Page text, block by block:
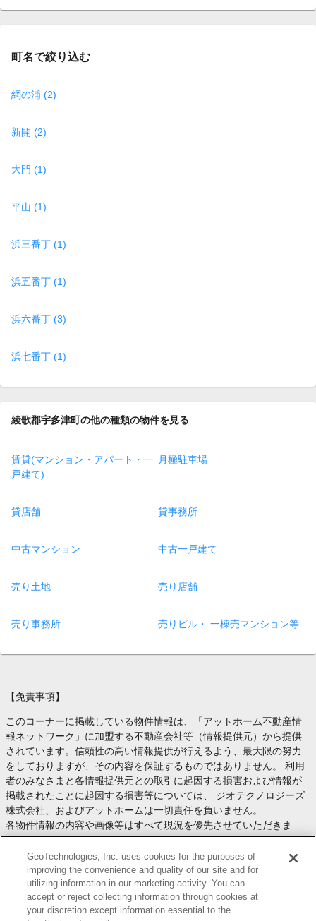
page
町名で絞り込む
網の浦 (2)
新開 (2)
大門 (1)
平山 (1)
浜三番丁 (1)
浜五番丁 (1)
浜六番丁 (3)
浜七番丁 (1)
綾歌郡宇多津町の他の種類の物件を見る
賃貸(マンション・アパート・一
戸建て)
月極駐車場
貸店舗 貸事務所
中古マンション 中古一戸建て
売り土地 売り店舗
売り事務所 売りビル・ 一棟売マンション等
【免責事項】
このコーナーに掲載している物件情報は、「アットホーム不動産情
報ネットワーク」に加盟する不動産会社等（情報提供元）から提供
されています。信頼性の高い情報提供が行えるよう、最大限の努力
をしておりますが、その内容を保証するものではありません。 利用
者のみなさまと各情報提供元との取引に起因する損害および情報が
掲載されたことに起因する損害等については、 ジオテクノロジーズ
株式会社、およびアットホームは一切責任を負いません。
各物件情報の内容や画像等はすべて現況を優先させていただきま
す。
お取引等（お取引の準備、資金調達等を含みます）の際には、内容
や契約条件等について、 各情報提供元より十分な説明を受け、ご自
身でご確認の上、判断してください。
このコーナーへの物件情報のご掲載、その他不動産業務ソリューシ
ョン等についての不動産会社様のお問合せはこちら
GeoTechnologies, Inc. uses cookies for the purposes of
improving the convenience and quality of our site and for
utilizing information in our marketing activity. You can
accept or reject collecting information through cookies at
your discretion except information essential to the